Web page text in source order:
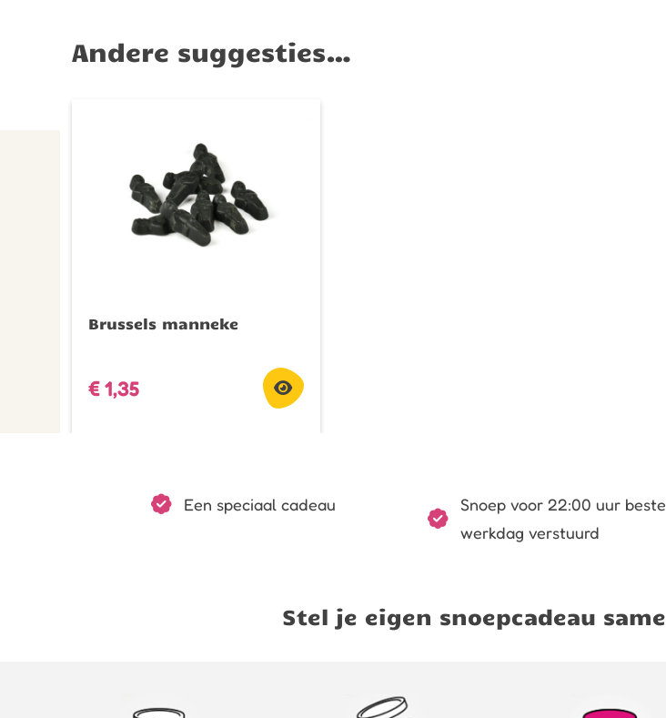
Andere suggesties…
Brussels manneke
€1,35
Een speciaal cadeau
Snoep voor 22:00 uur
werkdag verstuurd
Stel je eigen snoepcadeau